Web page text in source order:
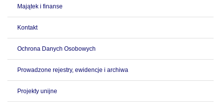
Majątek i finanse
Kontakt
Ochrona Danych Osobowych
Prowadzone rejestry, ewidencje i archiwa
Projekty unijne